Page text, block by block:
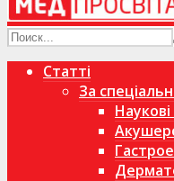
Статті
За
Наукові